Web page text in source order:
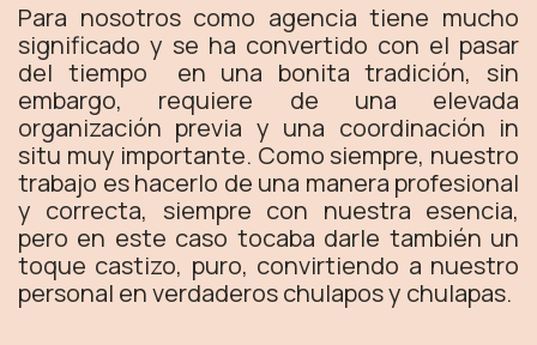
Para nosotros como agencia tiene mucho
significado y se ha convertido con el pasar
del tiempo en una bonita tradición, sin
embargo, requiere de una elevada
organización previa y una coordinación in
situ muy importante. Como siempre, nuestro
trabajo es hacerlo de una manera profesional
y correcta, siempre con nuestra esencia,
pero en este caso tocaba darle también un
toque castizo, puro, convirtiendo a nuestro
personal en verdaderos chulapos y chulapas.